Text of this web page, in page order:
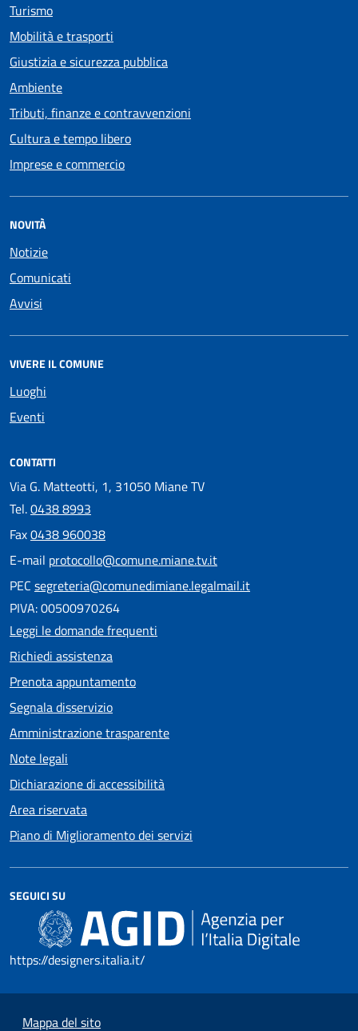
Turismo
Mobilità e trasporti
Giustizia e sicurezza pubblica
Ambiente
Tributi, finanze e contravvenzioni
Cultura e tempo libero
Imprese e commercio
NOVITÀ
Notizie
Comunicati
Avvisi
VIVERE IL COMUNE
Luoghi
Eventi
CONTATTI
Via G. Matteotti, 1, 31050 Miane TV
Tel.0438 8993
Fax0438 960038
E-mail protocollo@comune.miane.tv.it
PEC segreteria@comunedimiane.legalmail.it
PIVA: 00500970264
Leggi le domande frequenti
Richiedi assistenza
Prenota appuntamento
Segnala disservizio
Amministrazione trasparente
Note legali
Dichiarazione di accessibilità
Area riservata
Piano di Miglioramento dei servizi
SEGUICI SU
https://designers.italia.it/
Mappa del sito